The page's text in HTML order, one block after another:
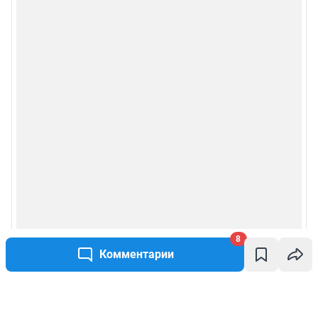
Комментарии
8